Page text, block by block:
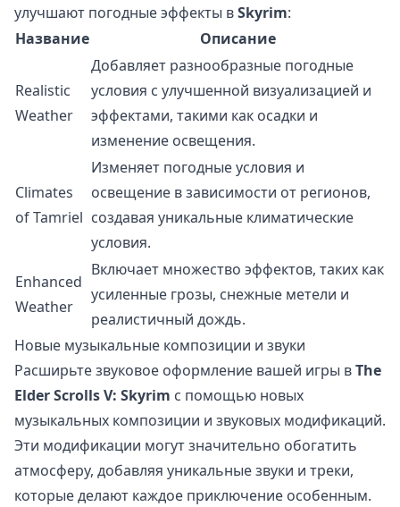
улучшают погодные эффекты вSkyrim:
Название
Описание
Realistic
Weather
Добавляет разнообразные погодные
условия с улучшенной визуализацией и
эффектами, такими как осадки и
изменение освещения.
Climates
of Tamriel
Изменяет погодные условия и
освещение в зависимости от регионов,
создавая уникальные климатические
условия.
Enhanced
Weather
Включает множество эффектов, таких как
усиленные грозы, снежные метели и
реалистичный дождь.
Новые музыкальные композиции и звуки
Расширьте звуковое оформление вашей игры вThe
Elder Scrolls V: Skyrim с помощью новых
музыкальных композиции и звуковых модификаций.
Эти модификации могут значительно обогатить
атмосферу, добавляя уникальные звуки и треки,
которые делают каждое приключение особенным.